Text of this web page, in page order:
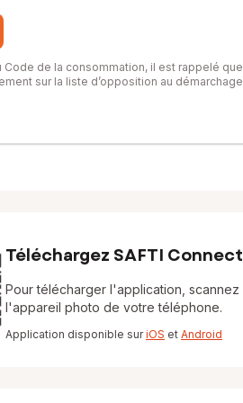
Code de la consommation, il est rappelé
sur la liste d’opposition au
Téléchargez SAFTI Connect
Pour télécharger l'application, scannez
l'appareil photo de votre téléphone.
Application disponible suriOS et Android